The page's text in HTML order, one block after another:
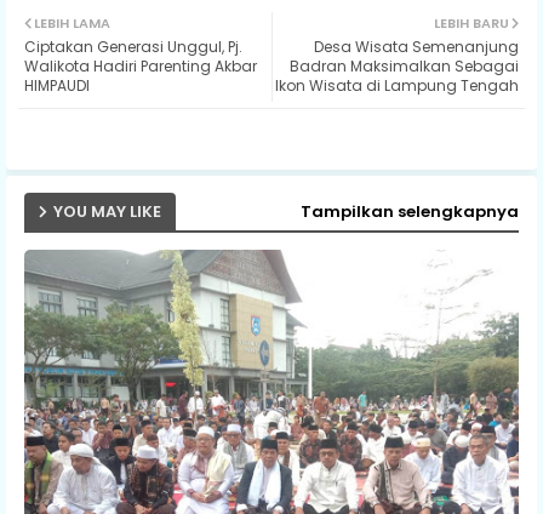
ats
LEBIH BARU
Desa Wisata Semenanjung
Badran Maksimalkan Sebagai
Ikon Wisata di Lampung Tengah
LEBIH LAMA
Ciptakan Generasi Unggul, Pj.
Walikota Hadiri Parenting Akbar
HIMPAUDI
YOU MAY LIKE Tampilkan selengkapnya